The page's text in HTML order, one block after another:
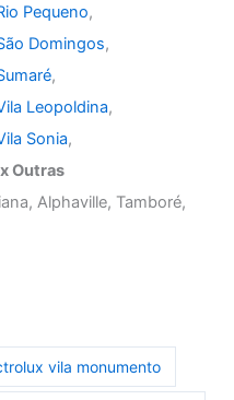
Pequeno,
Domingos,
,
Leopoldina,
Sonia,
Outras
Alphaville, Tamboré,
vila monumento